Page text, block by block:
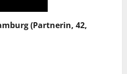
(Partnerin, 42,